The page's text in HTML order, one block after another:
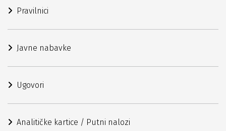
Pravilnici
Javne nabavke
Ugovori
Analitičke kartice / Putni nalozi